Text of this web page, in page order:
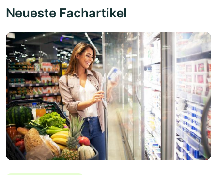
Neueste Fachartikel